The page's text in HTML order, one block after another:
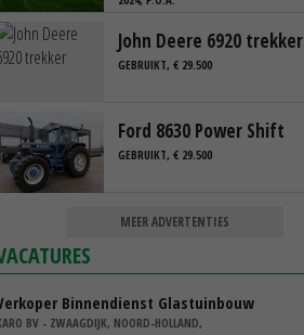
John Deere 6920 trekker
GEBRUIKT, € 29.500
Ford 8630 Power Shift
GEBRUIKT, € 29.500
MEER ADVERTENTIES
Binnendienst Glastuinbouw
BV - ZWAAGDIJK, NOORD-HOLLAND,